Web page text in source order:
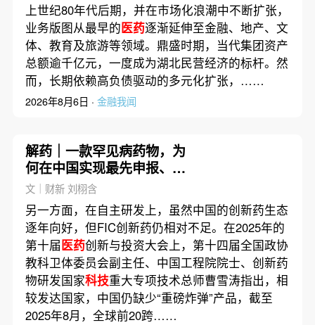
上世纪80年代后期，并在市场化浪潮中不断扩张，
业务版图从最早的医药逐渐延伸至金融、地产、文
体、教育及旅游等领域。鼎盛时期，当代集团资产
总额逾千亿元，一度成为湖北民营经济的标杆。然
而，长期依赖高负债驱动的多元化扩张，……
2026年8月6日 · 金融我闻
解药｜一款罕见病药物，为
何在中国实现最先申报、最
先获批？
文｜财新 刘栩含
另一方面，在自主研发上，虽然中国的创新药生态
逐年向好，但FIC创新药仍相对不足。在2025年的
第十届医药创新与投资大会上，第十四届全国政协
教科卫体委员会副主任、中国工程院院士、创新药
物研发国家科技重大专项技术总师曹雪涛指出，相
较发达国家，中国仍缺少“重磅炸弹”产品，截至
2025年8月，全球前20跨……